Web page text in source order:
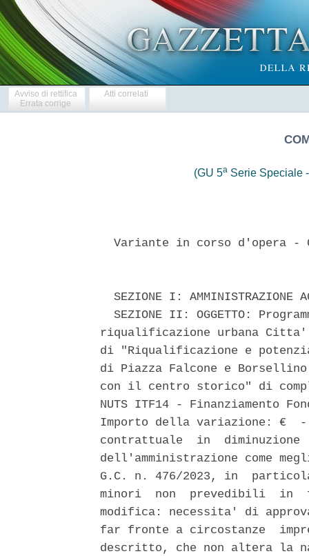
Avviso di rettifica
Errata corrige
Atti correlati
(GU 5a Serie Speciale
Variante in corso d'opera
SEZIONE I: AMMINISTRAZIONE
SEZIONE II: OGGETTO:
riqualificazione urbana
di "Riqualificazione e
di Piazza Falcone e
con il centro storico" di
NUTS ITF14 - Finanziamento
Importo della variazione: €
contrattuale  in
dell'amministrazione come
G.C. n. 476/2023, in
minori  non  prevedibili  in
modifica: necessita' di
far fronte a circostanze
descritto, che non altera la